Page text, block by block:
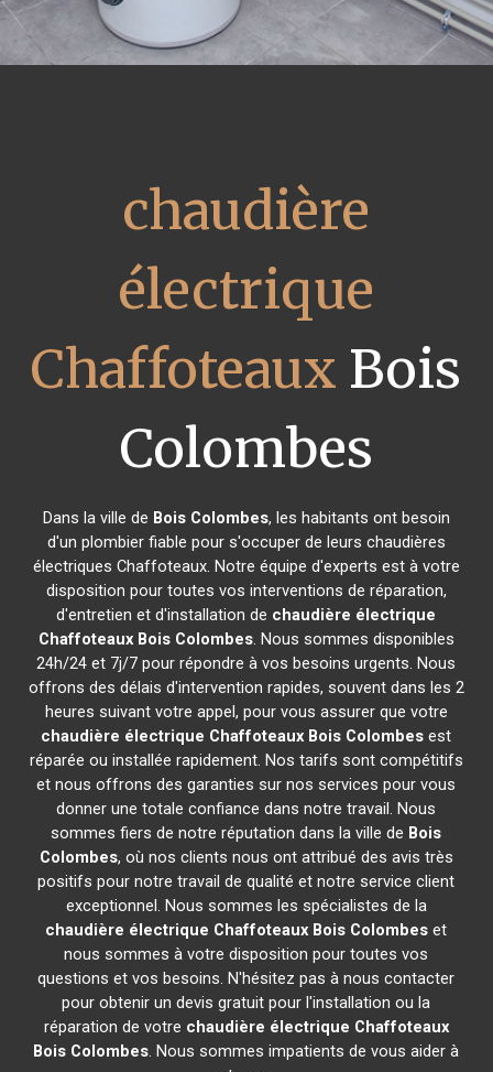
chaudière
électrique
Chaffoteaux Bois
Colombes
Dans la ville de Bois Colombes, les habitants ont besoin
d'un plombier fiable pour s'occuper de leurs chaudières
électriques Chaffoteaux. Notre équipe d'experts est à votre
disposition pour toutes vos interventions de réparation,
d'entretien et d'installation de chaudière électrique
Chaffoteaux Bois Colombes. Nous sommes disponibles
24h/24 et 7j/7 pour répondre à vos besoins urgents. Nous
offrons des délais d'intervention rapides, souvent dans les 2
heures suivant votre appel, pour vous assurer que votre
chaudière électrique Chaffoteaux Bois Colombes est
réparée ou installée rapidement. Nos tarifs sont compétitifs
et nous offrons des garanties sur nos services pour vous
donner une totale confiance dans notre travail. Nous
sommes fiers de notre réputation dans la ville de Bois
Colombes, où nos clients nous ont attribué des avis très
positifs pour notre travail de qualité et notre service client
exceptionnel. Nous sommes les spécialistes de la
chaudière électrique Chaffoteaux Bois Colombes et
nous sommes à votre disposition pour toutes vos
questions et vos besoins. N'hésitez pas à nous contacter
pour obtenir un devis gratuit pour l'installation ou la
réparation de votre chaudière électrique Chaffoteaux
Bois Colombes. Nous sommes impatients de vous aider à